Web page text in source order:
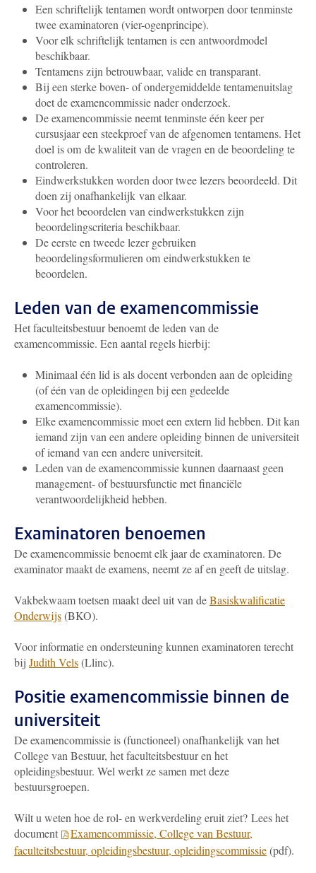
Een schriftelijk tentamen wordt ontworpen door tenminste
twee examinatoren (vier-ogenprincipe).
Voor elk schriftelijk tentamen is een antwoordmodel
beschikbaar.
Tentamens zijn betrouwbaar, valide en transparant.
Bij een sterke boven- of ondergemiddelde tentamenuitslag
doet de examencommissie nader onderzoek.
De examencommissie neemt tenminste één keer per
cursusjaar een steekproef van de afgenomen tentamens. Het
doel is om de kwaliteit van de vragen en de beoordeling te
controleren.
Eindwerkstukken worden door twee lezers beoordeeld. Dit
doen zij onafhankelijk van elkaar.
Voor het beoordelen van eindwerkstukken zijn
beoordelingscriteria beschikbaar.
De eerste en tweede lezer gebruiken
beoordelingsformulieren om eindwerkstukken te
beoordelen.
Leden van de examencommissie
Het faculteitsbestuur benoemt de leden van de
examencommissie. Een aantal regels hierbij:
Minimaal één lid is als docent verbonden aan de opleiding
(of één van de opleidingen bij een gedeelde
examencommissie).
Elke examencommissie moet een extern lid hebben. Dit kan
iemand zijn van een andere opleiding binnen de universiteit
of iemand van een andere universiteit.
Leden van de examencommissie kunnen daarnaast geen
management- of bestuursfunctie met financiële
verantwoordelijkheid hebben.
Examinatoren benoemen
De examencommissie benoemt elk jaar de examinatoren. De
examinator maakt de examens, neemt ze af en geeft de uitslag.
Vakbekwaam toetsen maakt deel uit van deBasiskwalificatie
Onderwijs(BKO).
Voor informatie en ondersteuning kunnen examinatoren terecht
bij Judith Vels(Llinc).
Positie examencommissie binnen de
universiteit
De examencommissie is (functioneel) onafhankelijk van het
College van Bestuur, het faculteitsbestuur en het
opleidingsbestuur. Wel werkt ze samen met deze
bestuursgroepen.
Wilt u weten hoe de rol- en werkverdeling eruit ziet? Lees het
document
Examencommissie, College van Bestuur,
faculteitsbestuur, opleidingsbestuur, opleidingscommissie(pdf).